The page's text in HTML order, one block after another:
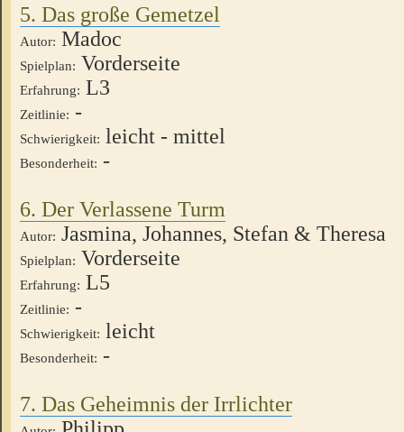
5. Das große Gemetzel
Autor: Madoc
Spielplan: Vorderseite
Erfahrung: L3
Zeitlinie: -
Schwierigkeit: leicht - mittel
Besonderheit: -
6. Der Verlassene Turm
Autor: Jasmina, Johannes, Stefan & Theresa
Spielplan: Vorderseite
Erfahrung: L5
Zeitlinie: -
Schwierigkeit: leicht
Besonderheit: -
7. Das Geheimnis der Irrlichter